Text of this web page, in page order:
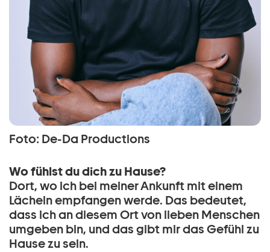
Foto: De-Da Productions
Wo fühlst du dich zu Hause?
Dort, wo ich bei meiner Ankunft mit einem
Lächeln empfangen werde. Das bedeutet,
dass ich an diesem Ort von lieben Menschen
umgeben bin, und das gibt mir das Gefühl zu
Hause zu sein.